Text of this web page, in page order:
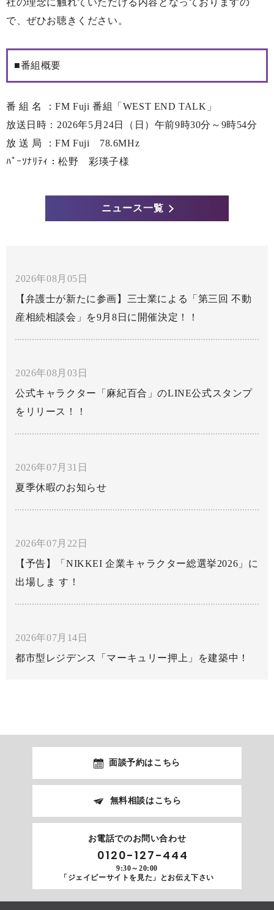
社の理念に触れていただける内容となっておりますの
で、ぜひお聴きください。
■番組概要
番 組 名 ：FM Fuji 番組「WEST END TALK」
放送日時：2026年5月24日（日）午前9時30分～9時54分
放 送 局 ：FM Fuji 78.6MHz
ﾊﾟｰｿﾅﾘﾃｨ：松野 彩瑛子様
ニュース一覧
2026年08月05日
【弁護士が新たに参画】三士業による「第三回 不動
産相続相談会」を9月8日に開催決定！！
2026年08月03日
公式キャラクター「麻紀百合」のLINE公式スタンプ
をリリース！！
2026年07月31日
夏季休暇のお知らせ
2026年07月22日
【予告】「NIKKEI 企業キャラクター総選挙2026」に
出場しま す！
2026年07月14日
都市型レジデンス「マーキュリー押上」を建築中！
面談予約はこちら
無料相談はこちら
お電話でのお問い合わせ
0120-127-444
9:30～20:00
「ジェイピーサイトを見た」とお伝え下さい